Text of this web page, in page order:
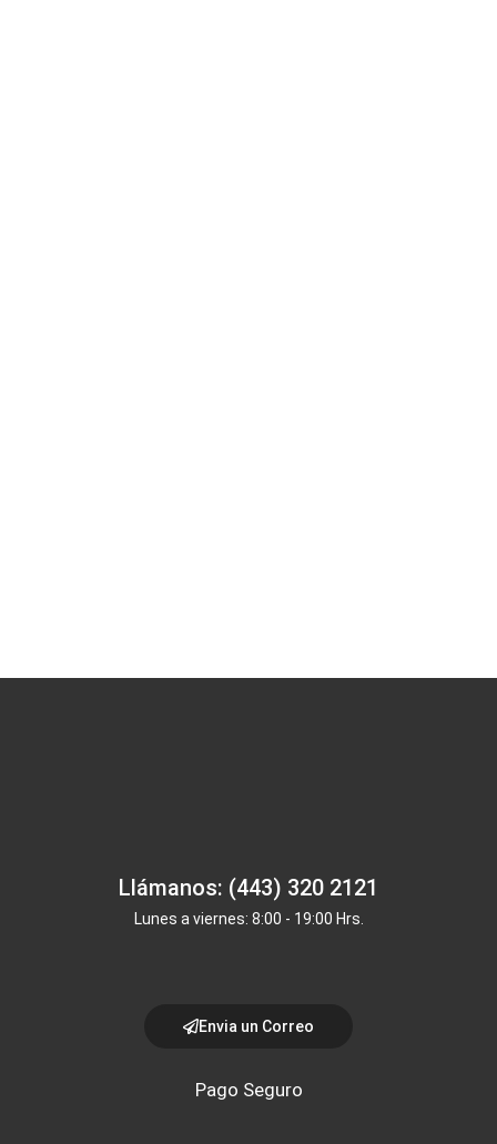
Llámanos: (443) 320 2121
Lunes a viernes: 8:00 - 19:00 Hrs.
Envia un Correo
Pago Seguro